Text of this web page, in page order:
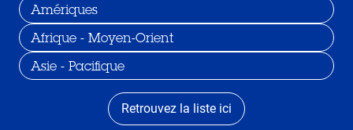
Amériques
Afrique - Moyen-Orient
Asie - Pacifique
Retrouvez la liste ici